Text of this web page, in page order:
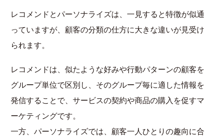
レコメンドとパーソナライズは、一見すると特徴が似通
っていますが、顧客の分類の仕方に大きな違いが見受け
られます。
レコメンドは、似たような好みや行動パターンの顧客を
グループ単位で区別し、そのグループ毎に適した情報を
発信することで、サービスの契約や商品の購入を促すマ
ーケティングです。
一方、パーソナライズでは、顧客一人ひとりの趣向に合